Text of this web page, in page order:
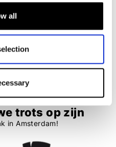
all
trots op zijn
in Amsterdam!